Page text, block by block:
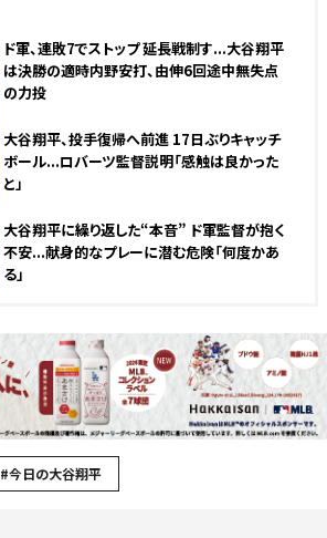
ド軍、連敗7でストップ 延長戦制す...大谷翔平
は決勝の適時内野安打、由伸6回途中無失点
の力投
大谷翔平、投手復帰へ前進 17日ぶりキャッチ
ボール...ロバーツ監督説明「感触は良かった
と」
大谷翔平に繰り返した“本音” ド軍監督が抱く
不安...献身的なプレーに潜む危険「何度かあ
る」
#今日の大谷翔平